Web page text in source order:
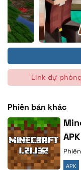
Link dự
Phiên bản khác
APK
APK